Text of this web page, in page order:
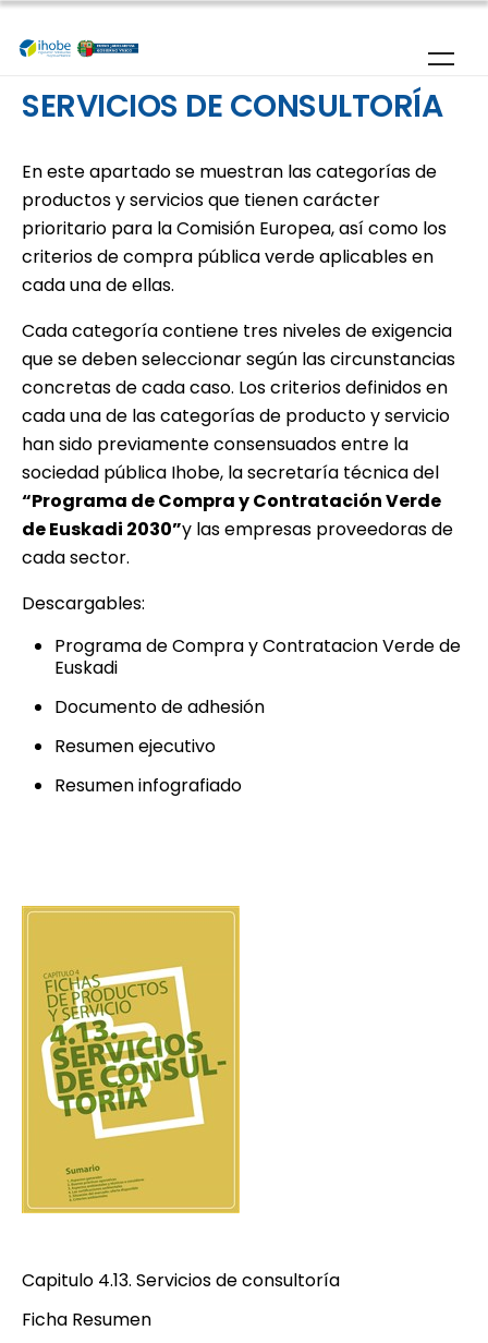
Pasar al contenido principal
SERVICIOS DE CONSULTORÍA
En este apartado se muestran las categorías de
productos y servicios que tienen carácter
prioritario para la Comisión Europea, así como los
criterios de compra pública verde aplicables en
cada una de ellas.
Cada categoría contiene tres niveles de exigencia
que se deben seleccionar según las circunstancias
concretas de cada caso. Los criterios definidos en
cada una de las categorías de producto y servicio
han sido previamente consensuados entre la
sociedad pública Ihobe, la secretaría técnica del
“Programa de Compra y Contratación Verde
de Euskadi 2030”y las empresas proveedoras de
cada sector.
Descargables:
Programa de Compra y Contratacion Verde de
Euskadi
Documento de adhesión
Resumen ejecutivo
Resumen infografiado
Capitulo 4.13. Servicios de consultoría
Ficha Resumen